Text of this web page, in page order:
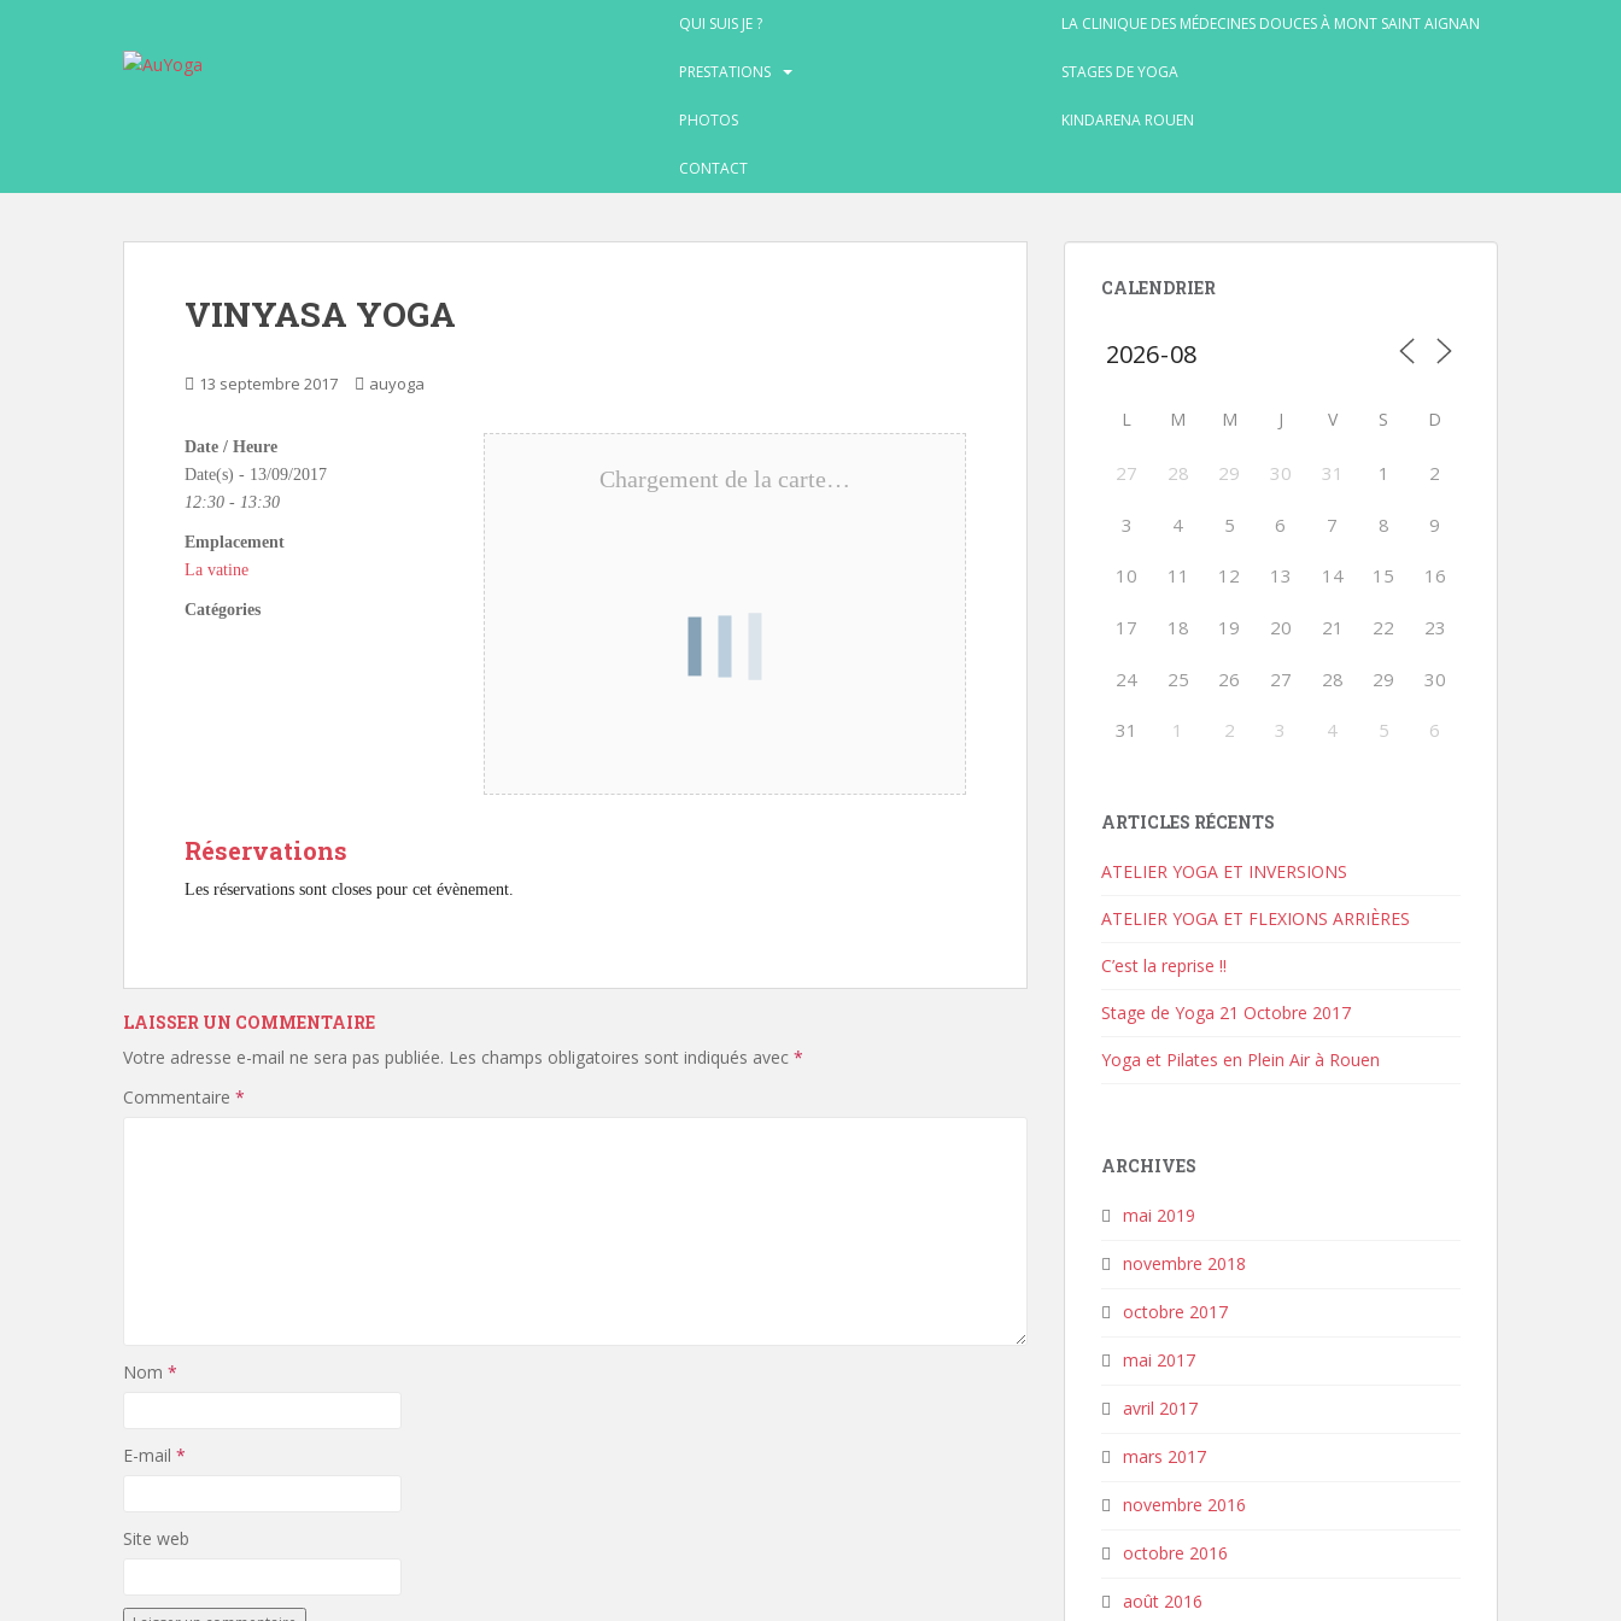
QUI SUIS JE ?
PRESTATIONS
PHOTOS
CONTACT
LA CLINIQUE DES MÉDECINES DOUCES À MONT SAINT AIGNAN
STAGES DE YOGA
KINDARENA ROUEN
VINYASA YOGA
13 septembre 2017 auyoga
Chargement de la carte…
Date / Heure
Date(s) - 13/09/2017
12:30 - 13:30
Emplacement
La vatine
Catégories
Réservations
Les réservations sont closes pour cet évènement.
LAISSER UN COMMENTAIRE
Votre adresse e-mail ne sera pas publiée. Les champs obligatoires sont indiqués avec *
Commentaire *
Nom *
E-mail *
Site web
CALENDRIER
L M M J V S D
27 28 29 30 31 1 2
3 4 5 6 7 8 9
10 11 12 13 14 15 16
17 18 19 20 21 22 23
24 25 26 27 28 29 30
31 1 2 3 4 5 6
ARTICLES RÉCENTS
ATELIER YOGA ET INVERSIONS
ATELIER YOGA ET FLEXIONS ARRIÈRES
C’est la reprise !!
Stage de Yoga 21 Octobre 2017
Yoga et Pilates en Plein Air à Rouen
ARCHIVES
mai 2019
novembre 2018
octobre 2017
mai 2017
avril 2017
mars 2017
novembre 2016
octobre 2016
août 2016